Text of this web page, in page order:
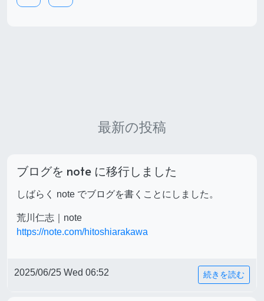
最新の投稿
ブログを note に移行しました
しばらく note でブログを書くことにしました。
荒川仁志｜note
https://note.com/hitoshiarakawa
2025/06/25 Wed 06:52 続きを読む